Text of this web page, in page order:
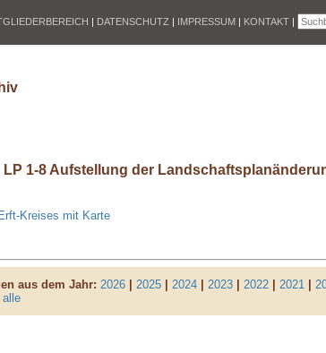
| DATENSCHUTZ | IMPRESSUM | KONTAKT |
LP 1-8 Aufstellung der
Kreises mit Karte
aus dem Jahr: 2026| 2025| 2024| 2023| 2022| 2021|
alle